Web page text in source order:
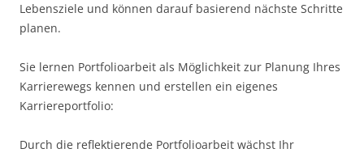
Lebensziele und können darauf basierend nächste Schritte
planen.
Sie lernen Portfolioarbeit als Möglichkeit zur Planung Ihres
Karrierewegs kennen und erstellen ein eigenes
Karriereportfolio:
Durch die reflektierende Portfolioarbeit wächst Ihr